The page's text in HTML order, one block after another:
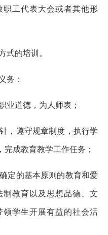
工代表大会或者其他形
的培训。
务：
道德，为人师表；
遵守规章制度，执行学
成教育教学工作任务；
的基本原则的教育和爱
教育以及思想品德、文
学生开展有益的社会活